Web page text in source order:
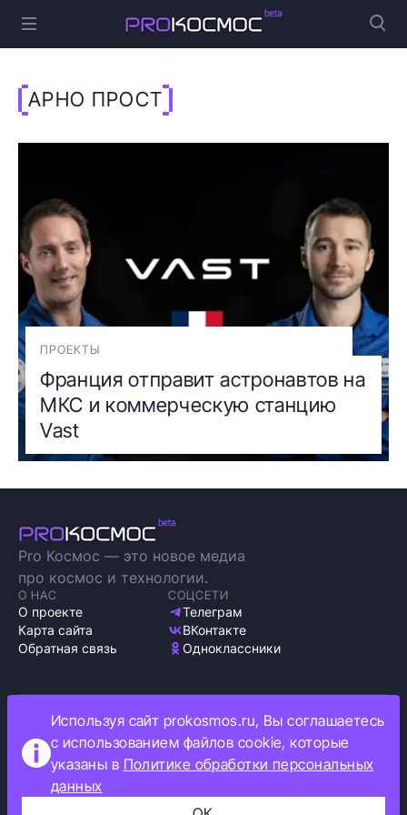
АРНО ПРОСТ
ПРОЕКТЫ
Франция отправит астронавтов на
МКС и коммерческую станцию
Vast
Pro Космос — это новое медиа
про космос и технологии.
О НАС
О проекте
Карта сайта
Обратная связь
СОЦСЕТИ
Телеграм
ВКонтакте
Одноклассники
Политика обработки персональных данных
Как мы используем cookie
Информация об ограничениях
Используя сайт prokosmos.ru, Вы соглашаетесь
с использованием файлов cookie, которые
указаны в Политике обработки персональных
данных